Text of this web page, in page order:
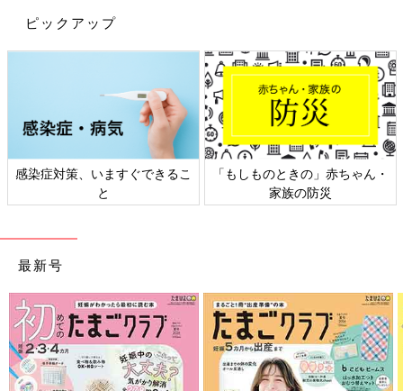
ピックアップ
感染症対策、いますぐできるこ
と
「もしものときの」赤ちゃん・
家族の防災
最新号